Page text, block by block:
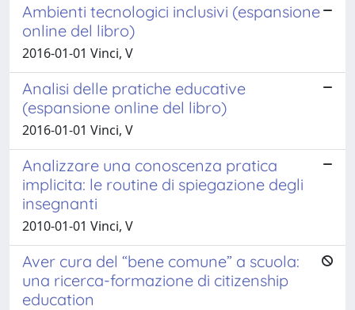
Ambienti tecnologici inclusivi (espansione
online del libro)
2016-01-01 Vinci, V
Analisi delle pratiche educative
(espansione online del libro)
2016-01-01 Vinci, V
Analizzare una conoscenza pratica
implicita: le routine di spiegazione degli
insegnanti
2010-01-01 Vinci, V
Aver cura del “bene comune” a scuola:
una ricerca-formazione di citizenship
education